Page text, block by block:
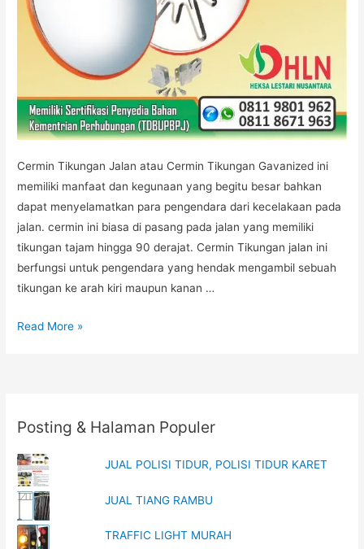
Cermin Tikungan Jalan atau Cermin Tikungan Gavanized ini
memiliki manfaat dan kegunaan yang begitu besar bahkan
dapat menyelamatkan para pengendara dari kecelakaan pada
jalan. cermin ini biasa di pasang pada jalan yang memiliki
tikungan tajam hingga 90 derajat. Cermin Tikungan jalan ini
berfungsi untuk pengendara yang hendak mengambil sebuah
tikungan ke arah kiri maupun kanan …
CERMIN
Read More »
Posting & Halaman Populer
JUAL POLISI TIDUR, POLISI TIDUR KARET
JUAL TIANG RAMBU
TRAFFIC LIGHT MURAH